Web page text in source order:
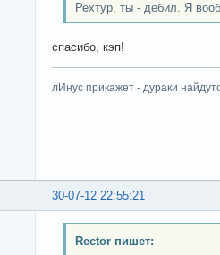
Рехтур, ты - дебил. Я
спасибо, кэп!
лИнус прикажет - дураки
30-07-12 22:55:21
Rector пишет: